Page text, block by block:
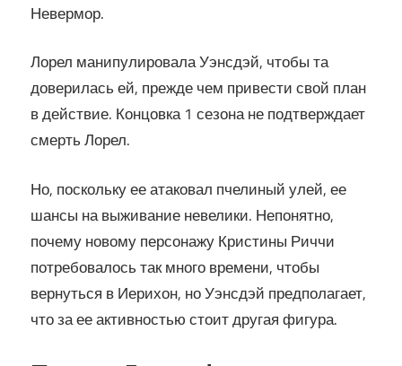
Невермор.
Лорел манипулировала Уэнсдэй, чтобы та
доверилась ей, прежде чем привести свой план
в действие. Концовка 1 сезона не подтверждает
смерть Лорел.
Но, поскольку ее атаковал пчелиный улей, ее
шансы на выживание невелики. Непонятно,
почему новому персонажу Кристины Риччи
потребовалось так много времени, чтобы
вернуться в Иерихон, но Уэнсдэй предполагает,
что за ее активностью стоит другая фигура.